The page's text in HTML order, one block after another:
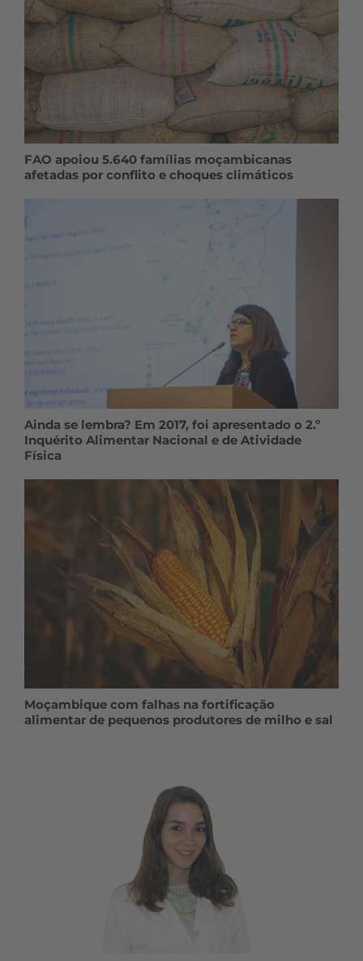
FAO apoiou 5.640 famílias moçambicanas
afetadas por conflito e choques climáticos
Ainda se lembra? Em 2017, foi apresentado o 2.º
Inquérito Alimentar Nacional e de Atividade
Física
Moçambique com falhas na fortificação
alimentar de pequenos produtores de milho e sal